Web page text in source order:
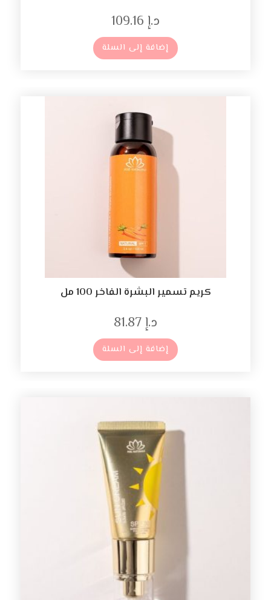
د.إ
إضافة إلى السلة
كريم تسمير البشرة الفاخر 100 مل
د.إ
إضافة إلى السلة